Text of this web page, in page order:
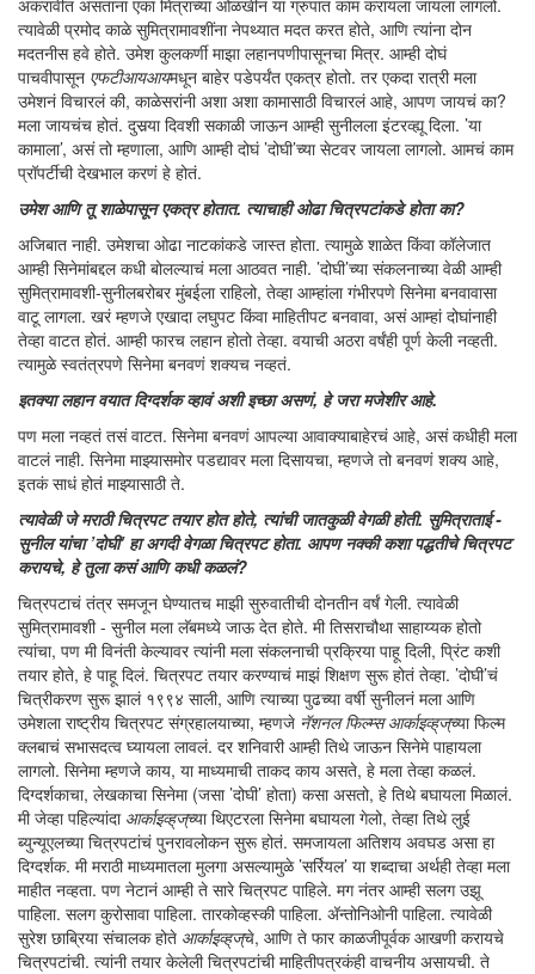
अकरावीत असताना एका मित्राच्या ओळखीनं या ग्रुपात काम करायला जायला लागलो.
त्यावेळी प्रमोद काळे सुमित्रामावशींना नेपथ्यात मदत करत होते, आणि त्यांना दोन
मदतनीस हवे होते. उमेश कुलकर्णी माझा लहानपणीपासूनचा मित्र. आम्ही दोघं
पाचवीपासून एफटीआयआयमधून बाहेर पडेपर्यंत एकत्र होतो. तर एकदा रात्री मला
उमेशनं विचारलं की, काळेसरांनी अशा अशा कामासाठी विचारलं आहे, आपण जायचं का?
मला जायचंच होतं. दुसर्‍या दिवशी सकाळी जाऊन आम्ही सुनीलला इंटरव्ह्यू दिला. ’या
कामाला’, असं तो म्हणाला, आणि आम्ही दोघं ’दोघी’च्या सेटवर जायला लागलो. आमचं काम
प्रॉपर्टीची देखभाल करणं हे होतं.
उमेश आणि तू शाळेपासून एकत्र होतात. त्याचाही ओढा चित्रपटांकडे होता का?
अजिबात नाही. उमेशचा ओढा नाटकांकडे जास्त होता. त्यामुळे शाळेत किंवा कॉलेजात
आम्ही सिनेमांबद्दल कधी बोलल्याचं मला आठवत नाही. ’दोघी’च्या संकलनाच्या वेळी आम्ही
सुमित्रामावशी-सुनीलबरोबर मुंबईला राहिलो, तेव्हा आम्हांला गंभीरपणे सिनेमा बनवावासा
वाटू लागला. खरं म्हणजे एखादा लघुपट किंवा माहितीपट बनवावा, असं आम्हां दोघांनाही
तेव्हा वाटत होतं. आम्ही फारच लहान होतो तेव्हा. वयाची अठरा वर्षंही पूर्ण केली नव्हती.
त्यामुळे स्वतंत्रपणे सिनेमा बनवणं शक्यच नव्हतं.
इतक्या लहान वयात दिग्दर्शक व्हावं अशी इच्छा असणं, हे जरा मजेशीर आहे.
पण मला नव्हतं तसं वाटत. सिनेमा बनवणं आपल्या आवाक्याबाहेरचं आहे, असं कधीही मला
वाटलं नाही. सिनेमा माझ्यासमोर पडद्यावर मला दिसायचा, म्हणजे तो बनवणं शक्य आहे,
इतकं साधं होतं माझ्यासाठी ते.
त्यावेळी जे मराठी चित्रपट तयार होत होते, त्यांची जातकुळी वेगळी होती. सुमित्राताई -
सुनील यांचा ’दोघी’ हा अगदी वेगळा चित्रपट होता. आपण नक्की कशा पद्धतीचे चित्रपट
करायचे, हे तुला कसं आणि कधी कळलं?
चित्रपटाचं तंत्र समजून घेण्यातच माझी सुरुवातीची दोनतीन वर्षं गेली. त्यावेळी
सुमित्रामावशी - सुनील मला लॅबमध्ये जाऊ देत होते. मी तिसराचौथा साहाय्यक होतो
त्यांचा, पण मी विनंती केल्यावर त्यांनी मला संकलनाची प्रक्रिया पाहू दिली, प्रिंट कशी
तयार होते, हे पाहू दिलं. चित्रपट तयार करण्याचं माझं शिक्षण सुरू होतं तेव्हा. ’दोघी’चं
चित्रीकरण सुरू झालं १९९४ साली, आणि त्याच्या पुढच्या वर्षी सुनीलनं मला आणि
उमेशला राष्ट्रीय चित्रपट संग्रहालयाच्या, म्हणजे नॅशनल फिल्म्स आर्काइव्ह्‌ज्‌च्या फिल्म
क्लबाचं सभासदत्व घ्यायला लावलं. दर शनिवारी आम्ही तिथे जाऊन सिनेमे पाहायला
लागलो. सिनेमा म्हणजे काय, या माध्यमाची ताकद काय असते, हे मला तेव्हा कळलं.
दिग्दर्शकाचा, लेखकाचा सिनेमा (जसा ’दोघी’ होता) कसा असतो, हे तिथे बघायला मिळालं.
मी जेव्हा पहिल्यांदा आर्काइव्ह्‌ज्‌च्या थिएटरला सिनेमा बघायला गेलो, तेव्हा तिथे लुई
ब्युन्यूएलच्या चित्रपटांचं पुनरावलोकन सुरू होतं. समजायला अतिशय अवघड असा हा
दिग्दर्शक. मी मराठी माध्यमातला मुलगा असल्यामुळे ’सर्रियल’ या शब्दाचा अर्थही तेव्हा मला
माहीत नव्हता. पण नेटानं आम्ही ते सारे चित्रपट पाहिले. मग नंतर आम्ही सलग उझू
पाहिला. सलग कुरोसावा पाहिला. तारकोव्हस्की पाहिला. अ‍ॅन्तोनिओनी पाहिला. त्यावेळी
सुरेश छाब्रिया संचालक होते आर्काइव्ह्‌ज्‌चे, आणि ते फार काळजीपूर्वक आखणी करायचे
चित्रपटांची. त्यांनी तयार केलेली चित्रपटांची माहितीपत्रकंही वाचनीय असायची. ते